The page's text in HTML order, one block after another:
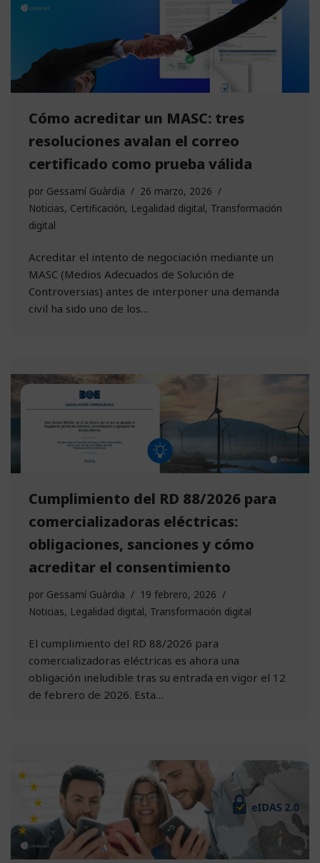
Cómo acreditar un MASC: tres
resoluciones avalan el correo
certificado como prueba válida
por Gessamí Guàrdia
26 marzo, 2026
Noticias, Certificación, Legalidad digital , Transformación
digital
Acreditar el intento de negociación mediante un
MASC (Medios Adecuados de Solución de
Controversias) antes de interponer una demanda
civil ha sido uno de los…
Cumplimiento del RD 88/2026 para
comercializadoras eléctricas:
obligaciones, sanciones y cómo
acreditar el consentimiento
por Gessamí Guàrdia
19 febrero, 2026
Noticias, Legalidad digital, Transformación digital
El cumplimiento del RD 88/2026 para
comercializadoras eléctricas es ahora una
obligación ineludible tras su entrada en vigor el 12
de febrero de 2026. Esta…